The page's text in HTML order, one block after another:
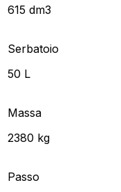
615 dm3
Serbatoio
50 L
Massa
2380 kg
Passo